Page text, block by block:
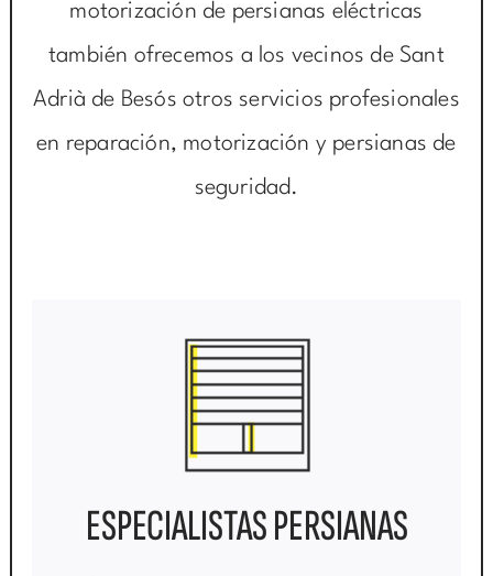
motorización de persianas eléctricas
también ofrecemos a los vecinos de Sant
Adrià de Besós otros servicios profesionales
en reparación, motorización y persianas de
seguridad.
ESPECIALISTAS PERSIANAS